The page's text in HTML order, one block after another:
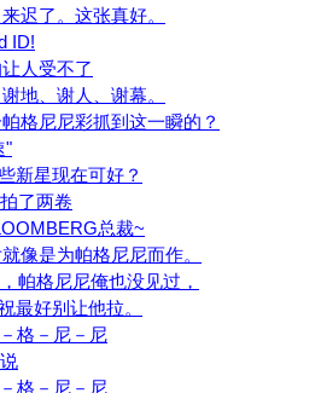
迟了。这张真好。
ID!
人受不了
地、谢人、谢幕。
格尼尼彩抓到这一瞬的？
"
新星现在可好？
了两卷
总裁~
像是为帕格尼尼而作。
帕格尼尼俺也没见过，
最好别让他拉。
格－尼－尼
格－尼－尼